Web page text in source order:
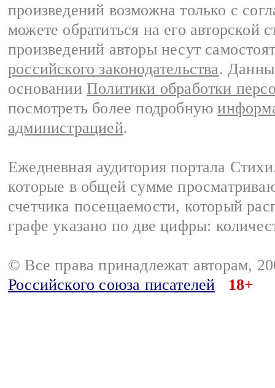
произведений возможна только с
можете обратиться на его авторской
произведений авторы несут
российского законодательства.
основании Политики обработки
посмотреть более подробную
администрацией.
Ежедневная аудитория портала
которые в общей сумме
счетчика посещаемости, который
графе указано по две цифры:
© Все права принадлежат авторам,
Российского союза писателей
18+